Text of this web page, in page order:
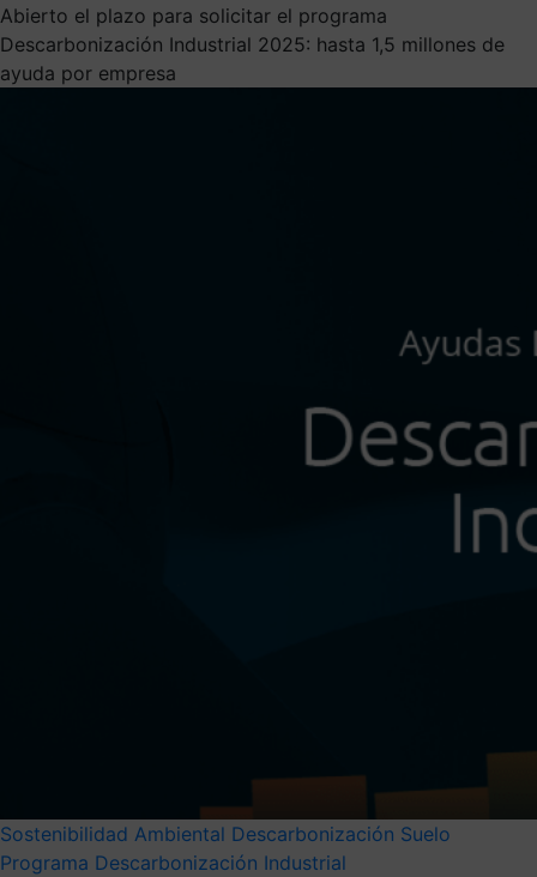
Abierto el plazo para solicitar el programa
Descarbonización Industrial 2025: hasta 1,5 millones de
ayuda por empresa
Sostenibilidad Ambiental Descarbonización Suelo
Programa Descarbonización Industrial